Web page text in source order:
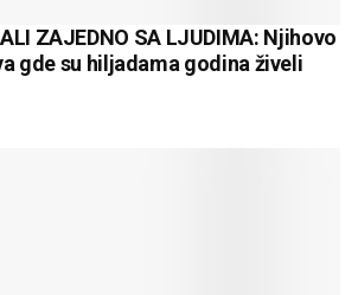
ZAJEDNO SA LJUDIMA: Njihovo
gde su hiljadama godina živeli